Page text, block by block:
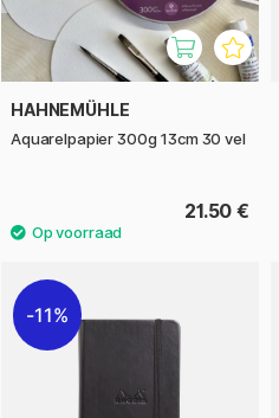
HAHNEMÜHLE
Aquarelpapier 300g 13cm 30 vel
21.50 €
11%